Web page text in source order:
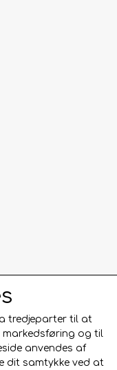
tredjeparter til at
markedsføring og til
anvendes af
dit samtykke ved at